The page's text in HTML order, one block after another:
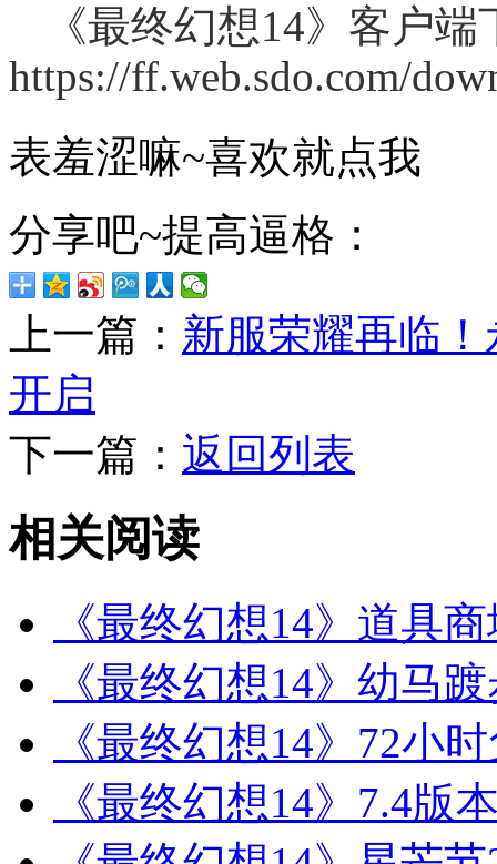
《最终幻想14》客户端
https://ff.web.sdo.com/
表羞涩嘛~喜欢就点我
分享吧~提高逼格：
上一篇： 新服荣耀再临
开启
下一篇： 返回列表
相关阅读
《最终幻想14》道具
《最终幻想14》幼马
《最终幻想14》72小
《最终幻想14》7.4版